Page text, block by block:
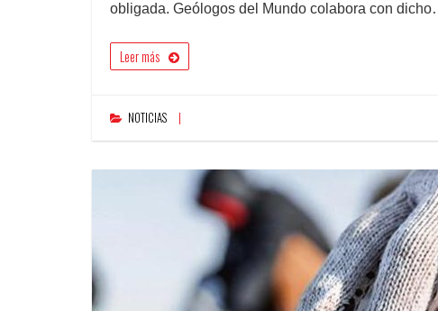
obligada. Geólogos del Mundo colabora con
Leer más
NOTICIAS